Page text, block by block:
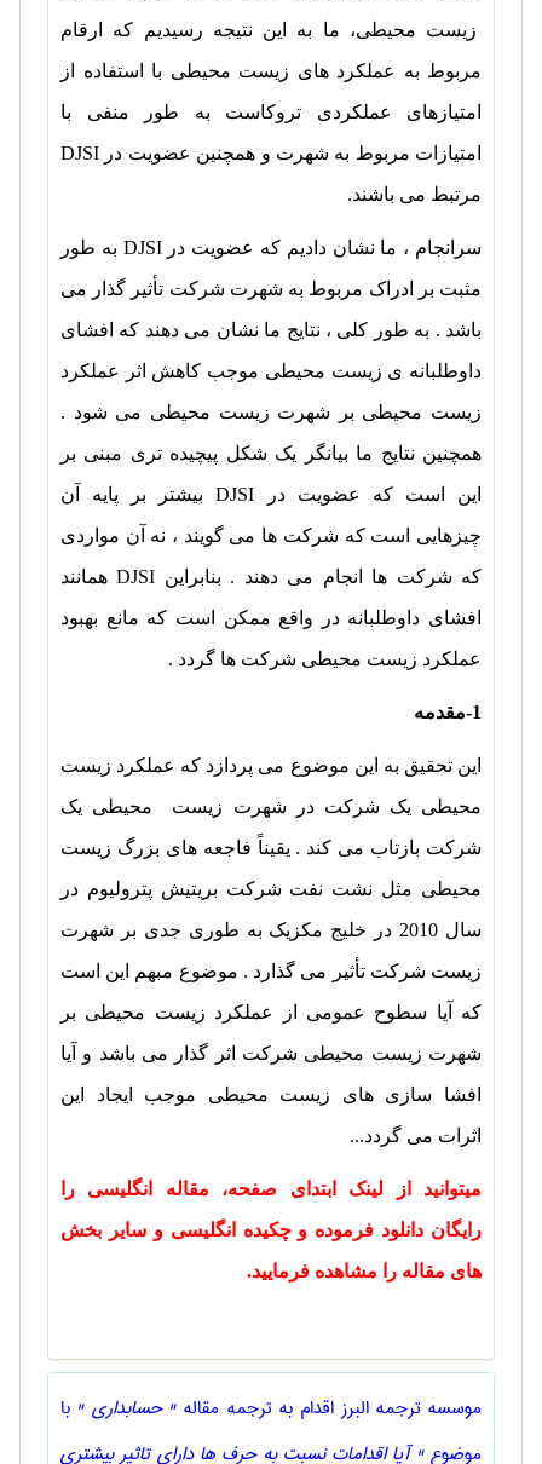
زیست محیطی، ما به این نتیجه رسیدیم که ارقام
مربوط به عملکرد های زیست محیطی با استفاده از
امتیازهای عملکردی تروکاست به طور منفی با
امتیازات مربوط به شهرت و همچنین عضویت در DJSI
مرتبط می باشند.
سرانجام ، ما نشان دادیم که عضویت درDJSI به طور
مثبت بر ادراک مربوط به شهرت شرکت تأثیر گذار می
باشد . به طور کلی ، نتایج ما نشان می دهند که افشای
داوطلبانه ی زیست محیطی موجب کاهش اثر عملکرد
زیست محیطی بر شهرت زیست محیطی می شود .
همچنین نتایج ما بیانگر یک شکل پیچیده تری مبنی بر
این است که عضویت در DJSIبیشتر بر پایه آن
چیزهایی است که شرکت ها می گویند ، نه آن مواردی
که شرکت ها انجام می دهند . بنابراین DJSIهمانند
افشای داوطلبانه در واقع ممکن است که مانع بهبود
عملکرد زیست محیطی شرکت ها گردد .
1-مقدمه
این تحقیق به این موضوع می پردازد که عملکرد زیست
محیطی یک شرکت در شهرت زیست محیطی یک
شرکت بازتاب می کند . یقیناً فاجعه های بزرگ زیست
محیطی مثل نشت نفت شرکت بریتیش پترولیوم در
سال 2010 در خلیج مکزیک به طوری جدی بر شهرت
زیست شرکت تأثیر می گذارد . موضوع مبهم این است
که آیا سطوح عمومی از عملکرد زیست محیطی بر
شهرت زیست محیطی شرکت اثر گذار می باشد و آیا
افشا سازی های زیست محیطی موجب ایجاد این
اثرات می گردد...
میتوانید از لینک ابتدای صفحه، مقاله انگلیسی را
رایگان دانلود فرموده و چکیده انگلیسی و سایر بخش
های مقاله را مشاهده فرمایید.
موسسه ترجمه البرز اقدام به ترجمه مقاله " حسابداری " با
موضوع" آیا اقدامات نسبت به حرف ها دارای تاثیر بیشتری